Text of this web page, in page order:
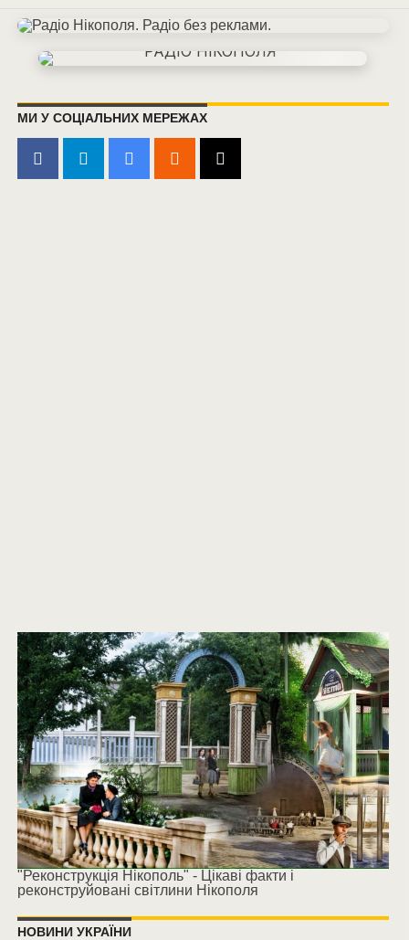
МИ У СОЦІАЛЬНИХ МЕРЕЖАХ
"Реконструкція Нікополь" - Цікаві факти і
реконструйовані світлини Нікополя
НОВИНИ УКРАЇНИ